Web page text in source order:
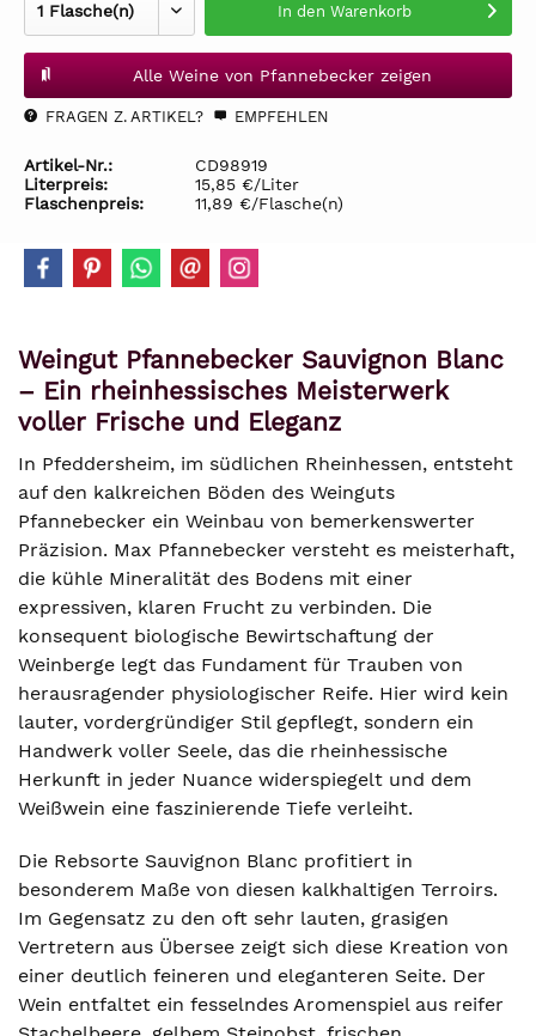
In den Warenkorb
Alle Weine von Pfannebecker zeigen
FRAGEN Z. ARTIKEL? EMPFEHLEN
Artikel-Nr.:
CD98919
Literpreis:
15,85 €/Liter
Flaschenpreis:
11,89 €/Flasche(n)
Weingut Pfannebecker Sauvignon Blanc
– Ein rheinhessisches Meisterwerk
voller Frische und Eleganz
In Pfeddersheim, im südlichen Rheinhessen, entsteht
auf den kalkreichen Böden des Weinguts
Pfannebecker ein Weinbau von bemerkenswerter
Präzision. Max Pfannebecker versteht es meisterhaft,
die kühle Mineralität des Bodens mit einer
expressiven, klaren Frucht zu verbinden. Die
konsequent biologische Bewirtschaftung der
Weinberge legt das Fundament für Trauben von
herausragender physiologischer Reife. Hier wird kein
lauter, vordergründiger Stil gepflegt, sondern ein
Handwerk voller Seele, das die rheinhessische
Herkunft in jeder Nuance widerspiegelt und dem
Weißwein eine faszinierende Tiefe verleiht.
Die Rebsorte Sauvignon Blanc profitiert in
besonderem Maße von diesen kalkhaltigen Terroirs.
Im Gegensatz zu den oft sehr lauten, grasigen
Vertretern aus Übersee zeigt sich diese Kreation von
einer deutlich feineren und eleganteren Seite. Der
Wein entfaltet ein fesselndes Aromenspiel aus reifer